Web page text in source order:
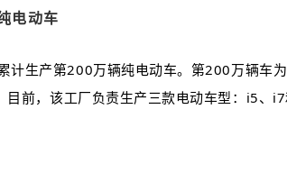
电动车
计生产第200万辆纯电动车。第200万辆
前，该工厂负责生产三款电动车型：i5、